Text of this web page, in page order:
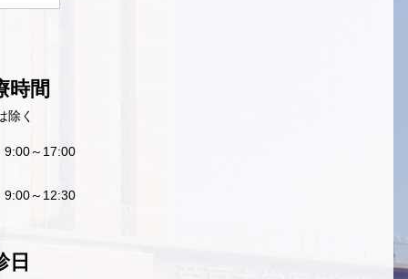
時間
除く
9:00～17:00
9:00～12:30
日